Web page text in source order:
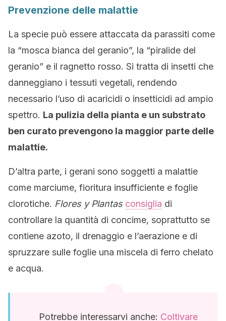
Prevenzione delle malattie
La specie può essere attaccata da parassiti come
la “mosca bianca del geranio”, la “piralide del
geranio” e il ragnetto rosso. Si tratta di insetti che
danneggiano i tessuti vegetali, rendendo
necessario l’uso di acaricidi o insetticidi ad ampio
spettro. La pulizia della pianta e un substrato
ben curato prevengono la maggior parte delle
malattie.
D’altra parte, i gerani sono soggetti a malattie
come marciume, fioritura insufficiente e foglie
clorotiche. Flores y Plantas consiglia di
controllare la quantità di concime, soprattutto se
contiene azoto, il drenaggio e l’aerazione e di
spruzzare sulle foglie una miscela di ferro chelato
e acqua.
Potrebbe interessarvi anche: Coltivare